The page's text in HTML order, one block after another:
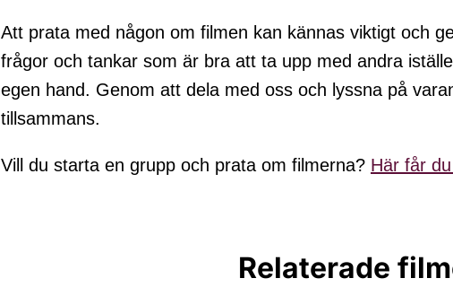
Att prata med någon om filmen kan kännas viktigt och
frågor och tankar som är bra att ta upp med andra
egen hand. Genom att dela med oss och lyssna på
tillsammans.
Vill du starta en grupp och prata om filmerna? Här får
Relaterade